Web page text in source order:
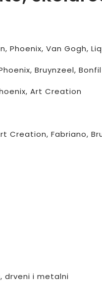
Phoenix, Van Gogh,
Bruynzeel, Bonfil
Art Creation
Creation, Fabriano,
drveni i metalni